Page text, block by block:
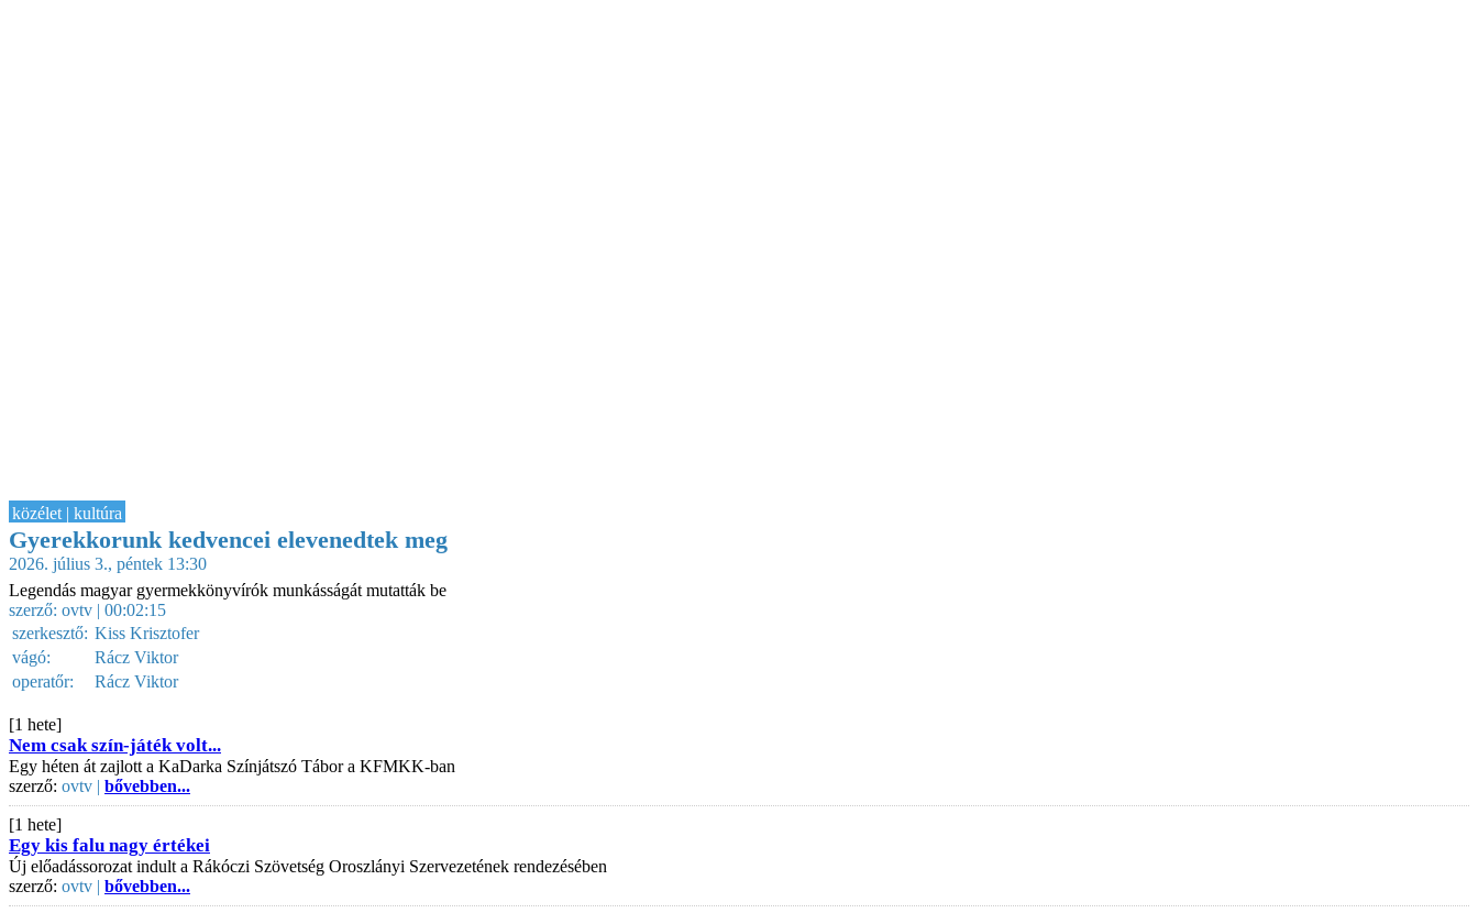
közélet | kultúra
Gyerekkorunk kedvencei elevenedtek meg
2026. július 3., péntek 13:30
Legendás magyar gyermekkönyvírók munkásságát mutatták be
szerző: ovtv | 00:02:15
szerkesztő: Kiss Krisztofer
vágó:
Rácz Viktor
operatőr:
Rácz Viktor
[1 hete]
Nem csak szín-játék volt...
Egy héten át zajlott a KaDarka Színjátszó Tábor a KFMKK-ban
szerző: ovtv | bővebben...
[1 hete]
Egy kis falu nagy értékei
Új előadássorozat indult a Rákóczi Szövetség Oroszlányi Szervezetének rendezésében
szerző: ovtv | bővebben...